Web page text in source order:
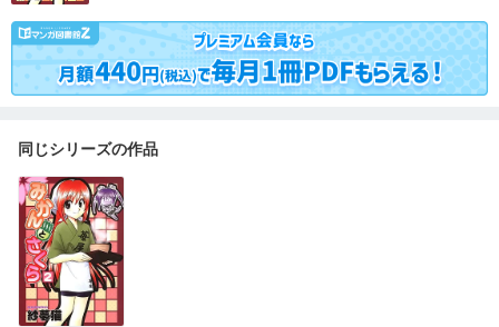
同じシリーズの作品